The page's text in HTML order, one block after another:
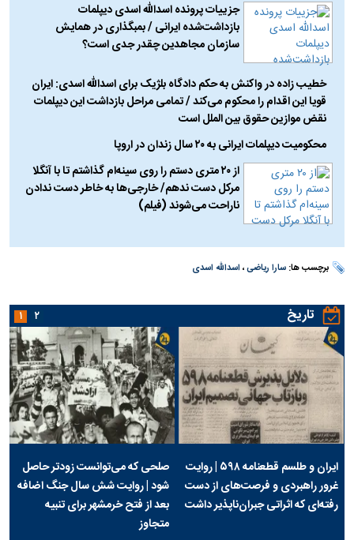
جزییات پرونده اسدالله اسدی دیپلمات
بازداشت‌شده ایرانی / بمبگذاری در همایش
سازمان مجاهدین چقدر جدی است؟
خطیب زاده در واکنش به حکم دادگاه بلژیک برای اسدالله اسدی: ایران
قویا این اقدام را محکوم می‌کند / تمامی مراحل بازداشت این دیپلمات
نقض موازین حقوق بین الملل است
محکومیت دیپلمات ایرانی به ۲۰ سال زندان در اروپا
از ۲۰ متری دستم را روی سینه‌ام گذاشتم تا با آنگلا
مرکل دست ندهم/ خارجی‌ها به خاطر دست ندادن
ناراحت می‌شوند (فیلم)
برچسب ها:سارا ریاضی، اسدالله اسدی
تاریخ
ایران و طلسم قطعنامه ۵۹۸ | روایت
غرور راهبردی و فرصت‌های از دست
رفته‌ای که اثراتی جبران‌ناپذیر داشت
صلحی که می‌توانست زودتر حاصل
شود | روایت شش سال جنگ اضافه
بعد از فتح خرمشهر برای تنبیه
متجاوز
۱ ۲